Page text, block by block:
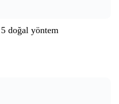
doğal yöntem